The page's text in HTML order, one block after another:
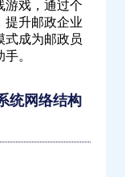
游戏，通过个
提升邮政企业
式成为邮政员
。
统网络结构